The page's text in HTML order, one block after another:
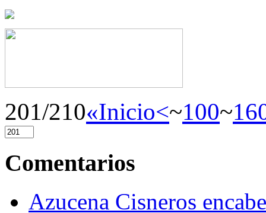
201/210«Inicio<~100~
Comentarios
Azucena Cisneros